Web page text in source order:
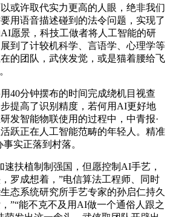
许取代实力更高的人眼，绝非我们
用语音描述碰到的法令问题，实现了
愿景，科技工做者将人工智能的研
到了计较机科学、言语学、心理学等
的团队，武侠发觉，或是猫着腰给飞
分钟摆布的时间完成绕机目视查
提高了识别精度，若何用AI更好地
发智能物联使用的过程中，中青报·
跃正在人工智能范畴的年轻人。精准
实正落到村落。
扶植制制强国，但愿控制AI手艺，
罗成想着，”电信算法工程师、同时
态系统研究所手艺专家的孙启仁持久
”“能不克不及用AI做一个通俗人跟之